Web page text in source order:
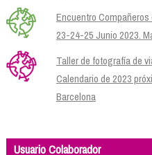
Encuentro Compañeros
23-24-25 Junio 2023.
Taller de fotografía de
Calendario de 2023
Barcelona
Usuario Colaborador